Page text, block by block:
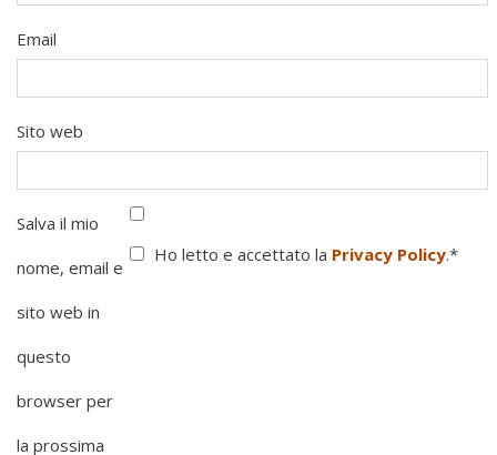
Email
Sito web
Salva il mio
nome, email e
sito web in
questo
browser per
la prossima
Ho letto e accettato la Privacy Policy.*